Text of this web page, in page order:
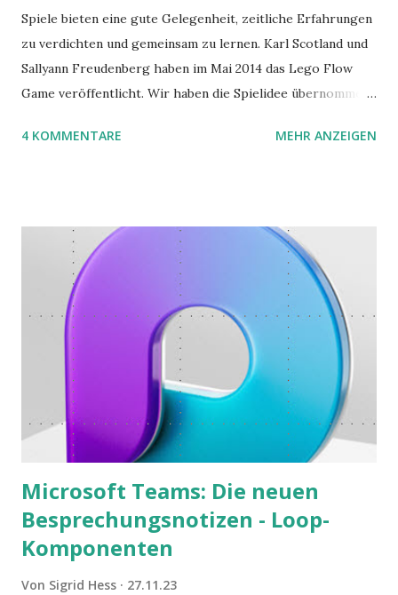
Spiele bieten eine gute Gelegenheit, zeitliche Erfahrungen
zu verdichten und gemeinsam zu lernen. Karl Scotland und
Sallyann Freudenberg haben im Mai 2014 das Lego Flow
Game veröffentlicht. Wir haben die Spielidee übernommen,
benutzen wir Material aus Grzegorz Rejchtmans Ubongo-
4 KOMMENTARE MEHR ANZEIGEN
Microsoft Teams: Die neuen
Besprechungsnotizen - Loop-
Komponenten
Von Sigrid Hess 27.11.23